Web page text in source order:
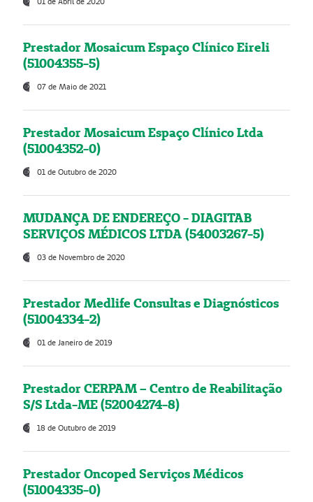
Prestador Mosaicum Espaço Clínico Eireli
(51004355-5)
07 de Maio de 2021
Prestador Mosaicum Espaço Clínico Ltda
(51004352-0)
01 de Outubro de 2020
MUDANÇA DE ENDEREÇO - DIAGITAB
SERVIÇOS MÉDICOS LTDA (54003267-5)
03 de Novembro de 2020
Prestador Medlife Consultas e Diagnósticos
(51004334-2)
01 de Janeiro de 2019
Prestador CERPAM – Centro de Reabilitação
S/S Ltda-ME (52004274-8)
18 de Outubro de 2019
Prestador Oncoped Serviços Médicos
(51004335-0)